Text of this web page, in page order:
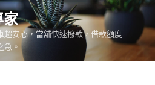
安心，當舖快速撥款，借款額度
急。